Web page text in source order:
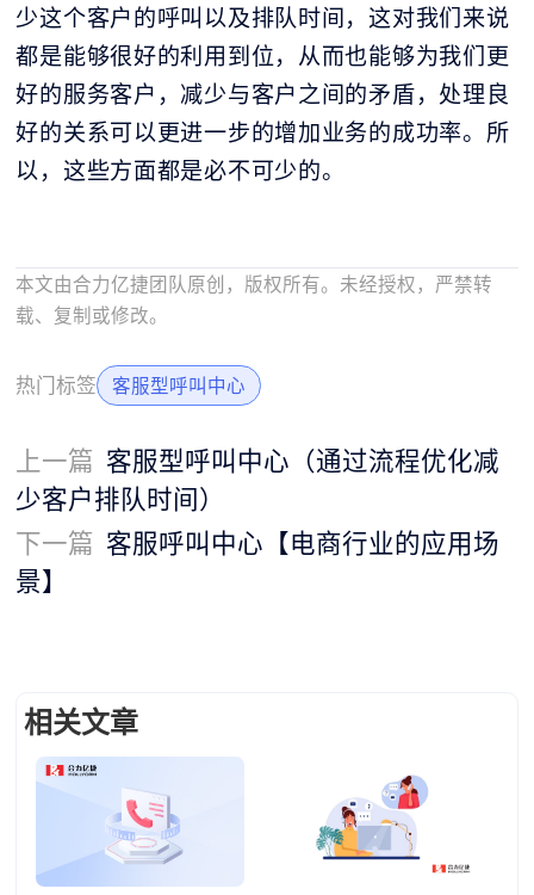
少这个客户的呼叫以及排队时间，这对我们来说
都是能够很好的利用到位，从而也能够为我们更
好的服务客户，减少与客户之间的矛盾，处理良
好的关系可以更进一步的增加业务的成功率。所
以，这些方面都是必不可少的。
本文由合力亿捷团队原创，版权所有。未经授权，严禁转
载、复制或修改。
热门标签 客服型呼叫中心
上一篇 客服型呼叫中心（通过流程优化减
少客户排队时间）
下一篇 客服呼叫中心【电商行业的应用场
景】
相关文章